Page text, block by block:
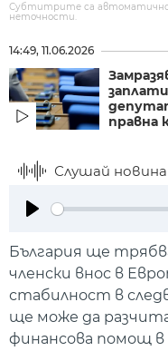
Субтитрите са автоматично
неточности.
14:49, 11.06.2026
правна
Слушай
България ще
членски внос в
стабилност в
ще може да
финансова помощ в